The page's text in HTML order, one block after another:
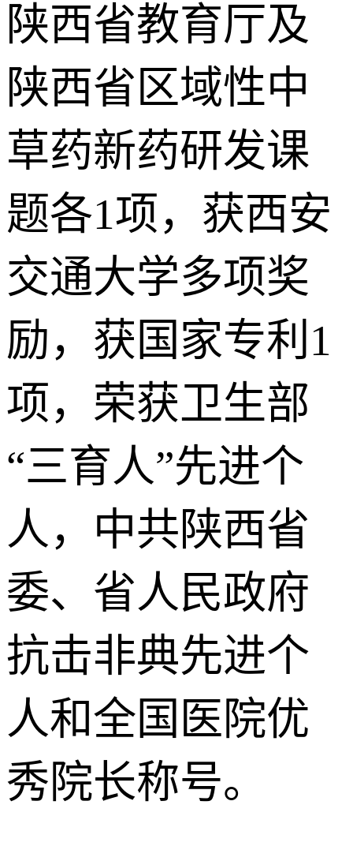
陕西省教育厅及
陕西省区域性中
草药新药研发课
题各1项，获西安
交通大学多项奖
励，获国家专利1
项，荣获卫生部
“三育人”先进个
人，中共陕西省
委、省人民政府
抗击非典先进个
人和全国医院优
秀院长称号。